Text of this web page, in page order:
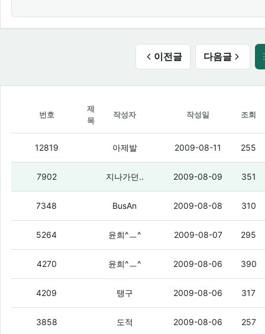
이전글 다음글
번호
제
목
작성자 작성일 조회
12819 공인인증서에 문제가..(3)
아제발 2009-08-11 255
7902 스크 신규 엑페, 옴냐 최저가로 찾아주세
지나가던.. 2009-08-09 351
7348 궁금하다(2)
BusAn 2009-08-08 310
5264 뭔가 생각날듯말듯나다가안나는 가사가
윤희^ㅡ^ 2009-08-07 295
4270 막 더운데 찬바람쐬면 막 배탈나구 그래
윤희^ㅡ^ 2009-08-06 390
4209 십덕넷에 대한 진지한질문.(2)
탱구 2009-08-06 317
3858 진지하게 질문점 (3)
도적 2009-08-06 257